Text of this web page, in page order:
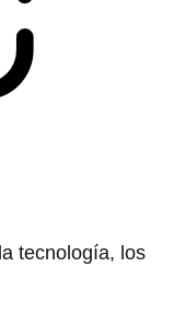
tecnología, los